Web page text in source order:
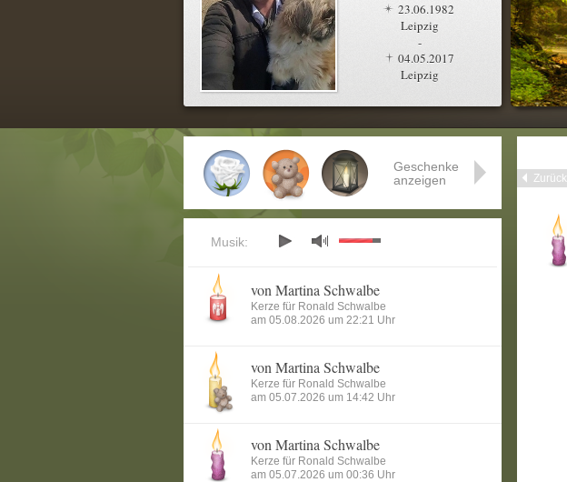
23.06.1982
Leipzig
-
04.05.2017
Leipzig
Zurück
Geschenke
anzeigen
Musik:
von Martina Schwalbe
Kerze für Ronald Schwalbe
am 05.08.2026 um 22:21 Uhr
von Martina Schwalbe
Kerze für Ronald Schwalbe
am 05.07.2026 um 14:42 Uhr
von Martina Schwalbe
Kerze für Ronald Schwalbe
am 05.07.2026 um 00:36 Uhr